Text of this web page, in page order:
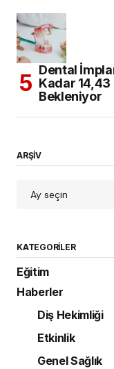
Dental
Kadar 14,43
Bekleniyor
ARŞİV
KATEGORILER
Eğitim
Haberler
Diş Hekimliği
Etkinlik
Genel Sağlık